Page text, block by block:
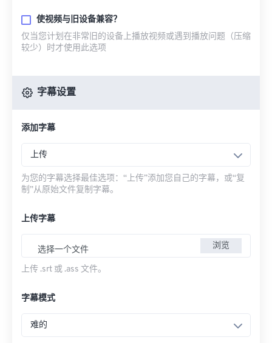
使视频与旧设备兼容？
仅当您计划在非常旧的设备上播放视频或遇到播放问题（压缩
较少）时才使用此选项
字幕设置
添加字幕
上传
为您的字幕选择最佳选项：“上传”添加您自己的字幕，或“复
制”从原始文件复制字幕。
上传字幕
选择一个文件 浏览
上传 .srt 或 .ass 文件。
字幕模式
难的